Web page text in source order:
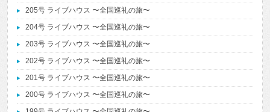
205号 ライブハウス 〜全国巡礼の旅〜
204号 ライブハウス 〜全国巡礼の旅〜
203号 ライブハウス 〜全国巡礼の旅〜
202号 ライブハウス 〜全国巡礼の旅〜
201号 ライブハウス 〜全国巡礼の旅〜
200号 ライブハウス 〜全国巡礼の旅〜